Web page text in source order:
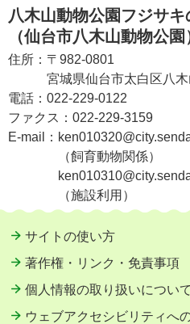
八木山動物公園フジサキ
（仙台市八木山動物公園
住所： 〒982-0801
宮城県仙台市太白区八
電話： 022-229-0122
ファクス： 022-229-3159
E-mail：
（飼育動物関係）
（施設利用）
サイトの使い方
著作権・リンク・免責事項
個人情報の取り扱いについて
ウェブアクセシビリティへ